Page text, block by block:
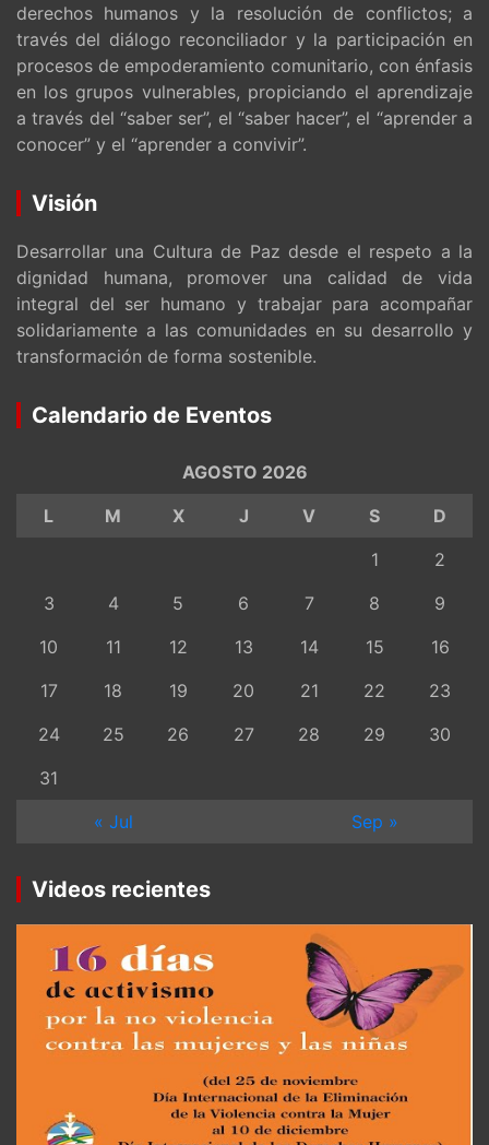
derechos humanos y la resolución de conflictos; a
través del diálogo reconciliador y la participación en
procesos de empoderamiento comunitario, con énfasis
en los grupos vulnerables, propiciando el aprendizaje
a través del “saber ser”, el “saber hacer”, el “aprender a
conocer” y el “aprender a convivir”.
Visión
Desarrollar una Cultura de Paz desde el respeto a la
dignidad humana, promover una calidad de vida
integral del ser humano y trabajar para acompañar
solidariamente a las comunidades en su desarrollo y
transformación de forma sostenible.
Calendario de Eventos
AGOSTO 2026
L
M X J V S
D
1
2
3
4 5 6 7 8
9
10
11 12 13 14 15
16
17
18 19 20 21 22
23
24
25 26 27 28 29
30
31
« Jul
Sep »
Videos recientes